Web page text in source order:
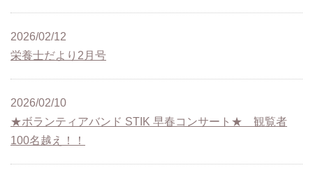
2026/02/12
栄養士だより2月号
2026/02/10
★ボランティアバンド STIK 早春コンサート★ 観覧者
100名越え！！